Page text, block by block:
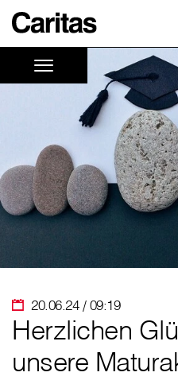
20.06.24 / 09:19
Herzlichen
unsere